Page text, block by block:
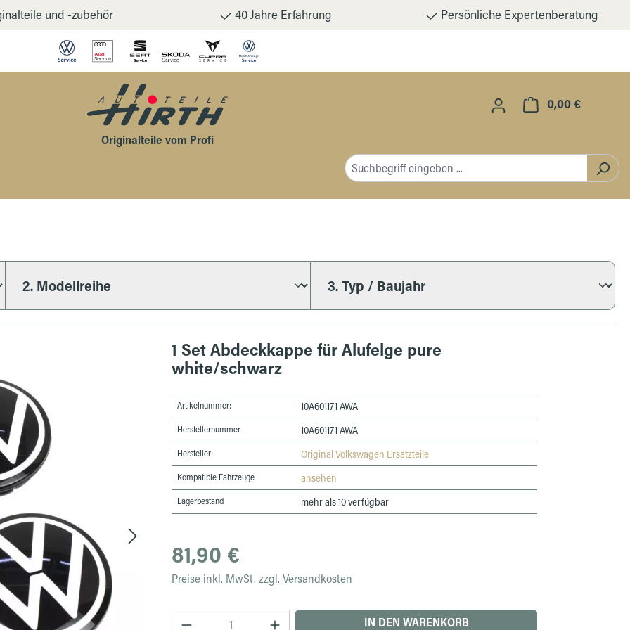
und -zubehör 40 Jahre Erfahrung Persönliche Expertenberatung
0,00 €
Originalteile vom Profi
1 Set Abdeckkappe für Alufelge pure
white/schwarz
Artikelnummer: 10A601171 AWA
Herstellernummer 10A601171 AWA
Hersteller Original Volkswagen Ersatzteile
Kompatible Fahrzeuge ansehen
Lagerbestand mehr als 10 verfügbar
Regulärer Preis:
81,90 €
Preise inkl. MwSt. zzgl. Versandkosten
Produkt Anzahl: Gib den gewünschten Wert ein oder benutze
IN DEN WARENKORB